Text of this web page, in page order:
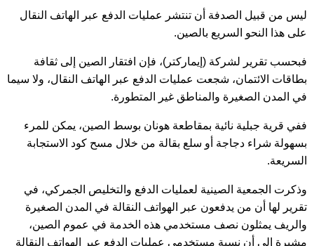
ليس من قبيل الصدفة أن تنتشر عمليات الدفع عبر الهاتف النقال
على هذا النحو السريع بالصين.
فبحسب تقرير لشركة (إيماركتر)، فإن افتقار الصين إلى ثقافة
بطاقات الائتمان، شجعت عمليات الدفع عبر الهاتف النقال، ولا سيما
في المدن الصغيرة والمناطق غير المتطورة.
ففي قرية جبلية نائية بمقاطعة هونان بوسط الصين، يمكن للمرء
بسهولة شراء دجاجة أو سلع بقالة من خلال مسح كود الاستجابة
السريعة.
وذكرت الجمعية الصينية لعمليات الدفع والتخليص الجمركي، في
تقرير لها أن من يدفعون عبر الهواتف النقالة في المدن الصغيرة
والريف يمثلون نصف مستخدمي هذه الخدمة في عموم الصين،
مشيرة إلى أن نسبة مستخدمي عمليات الدفع عبر الهواتف النقالة